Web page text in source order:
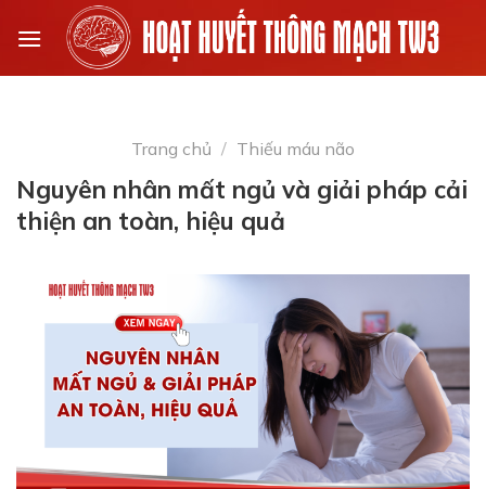
Trang chủ / Thiếu máu não
Nguyên nhân mất ngủ và giải pháp cải
thiện an toàn, hiệu quả